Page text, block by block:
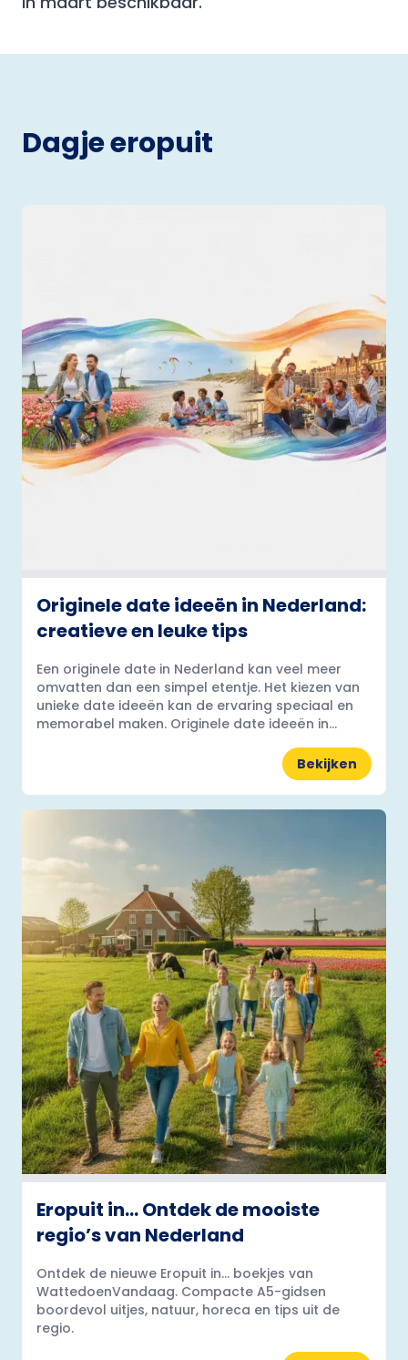
Dagje eropuit
Originele date ideeën in Nederland:
creatieve en leuke tips
Een originele date in Nederland kan veel meer
omvatten dan een simpel etentje. Het kiezen van
unieke date ideeën kan de ervaring speciaal en
memorabel maken. Originele date ideeën in...
Bekijken
Eropuit in… Ontdek de mooiste
regio’s van Nederland
Ontdek de nieuwe Eropuit in... boekjes van
WattedoenVandaag. Compacte A5-gidsen
boordevol uitjes, natuur, horeca en tips uit de
regio.